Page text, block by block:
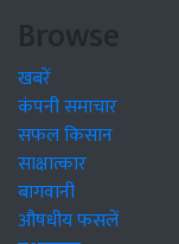
Browse
खबरें
कंपनी समाचार
सफल किसान
साक्षात्कार
बागवानी
औषधीय फसलें